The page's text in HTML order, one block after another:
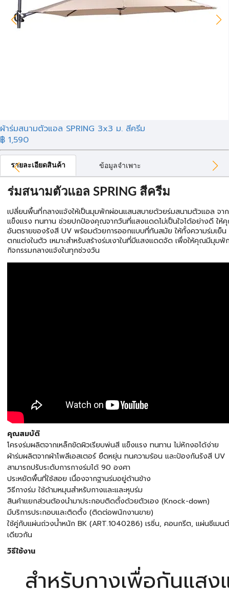
ผ้าร่มสนามตัวแอล SPRING 3x3 ม. สีครีม
฿ 1,590
รายละเอียดสินค้า ข้อมูลจำเพาะ
ร่มสนามตัวแอล SPRING สีครีม
เปลี่ยนพื้นที่กลางแจ้งให้เป็นมุมพักผ่อนแสนสบายด้วยร่มสนามตัวแอล จา
แข็งแรง ทนทาน ช่วยปกป้องคุณจากวันที่แสงแดดไม่เป็นใจได้อย่างดี ให้
อันตรายของรังสี UV พร้อมด้วยการออกแบบที่ทันสมัย ให้ทั้งความร่มเย็
ตกแต่งในตัว เหมาะสำหรับสร้างร่มเงาในที่มีแสงแดดจัด เพื่อให้คุณมีมุมพั
กิจกรรมกลางแจ้งในทุกช่วงวัน
คุณสมบัติ
โครงร่มผลิตจากเหล็กขัดผิวเรียบพ่นสี แข็งแรง ทนทาน ไม่หักงอได้ง่าย
ผ้าร่มผลิตจากผ้าโพลีเอสเตอร์ ยืดหยุ่น ทนความร้อน และป้องกันรังสี UV
สามารถปรับระดับการกางร่มได้ 90 องศา
ประหยัดพื้นที่ใช้สอย เนื่องจากฐานร่มอยู่ด้านข้าง
วิธีกางร่ม ใช้ด้ามหมุนสำหรับกางและและหุบร่ม
สินค้าแยกส่วนต้องนำมาประกอบติดตั้งด้วยตัวเอง (Knock-down)
มีบริการประกอบและติดตั้ง (ติดต่อพนักงานขาย)
ใช้คู่กับแผ่นถ่วงน้ำหนัก BK (ART.1040286) เรซิ่น, คอนกรีต, แผ่นซีเมน
เดียวกัน
วิธีใช้งาน
สำหรับกางเพื่อกันแส